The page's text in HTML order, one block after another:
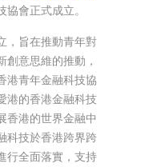
會正式成立。
，旨在推動青年對
意思維的推動，
港青年金融科技協
港的香港金融科技
香港的世界金融中
科技於香港跨界跨
行全面落實，支持